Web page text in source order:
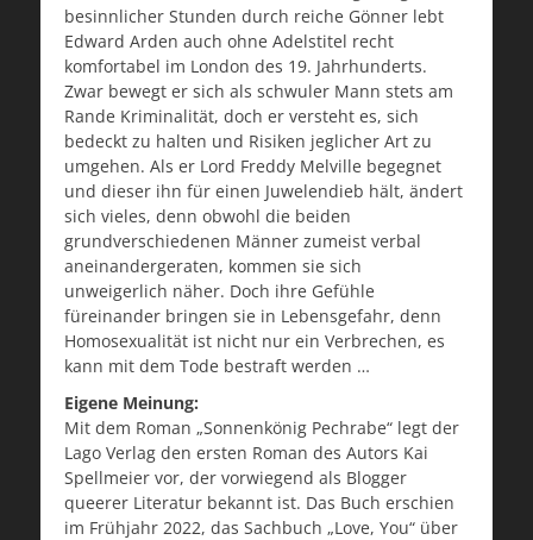
besinnlicher Stunden durch reiche Gönner lebt
Edward Arden auch ohne Adelstitel recht
komfortabel im London des 19. Jahrhunderts.
Zwar bewegt er sich als schwuler Mann stets am
Rande Kriminalität, doch er versteht es, sich
bedeckt zu halten und Risiken jeglicher Art zu
umgehen. Als er Lord Freddy Melville begegnet
und dieser ihn für einen Juwelendieb hält, ändert
sich vieles, denn obwohl die beiden
grundverschiedenen Männer zumeist verbal
aneinandergeraten, kommen sie sich
unweigerlich näher. Doch ihre Gefühle
füreinander bringen sie in Lebensgefahr, denn
Homosexualität ist nicht nur ein Verbrechen, es
kann mit dem Tode bestraft werden …
Eigene Meinung:
Mit dem Roman „Sonnenkönig Pechrabe“ legt der
Lago Verlag den ersten Roman des Autors Kai
Spellmeier vor, der vorwiegend als Blogger
queerer Literatur bekannt ist. Das Buch erschien
im Frühjahr 2022, das Sachbuch „Love, You“ über